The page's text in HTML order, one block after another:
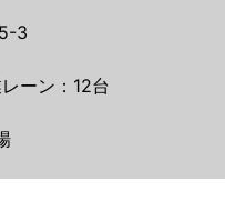
3
ーン：12台